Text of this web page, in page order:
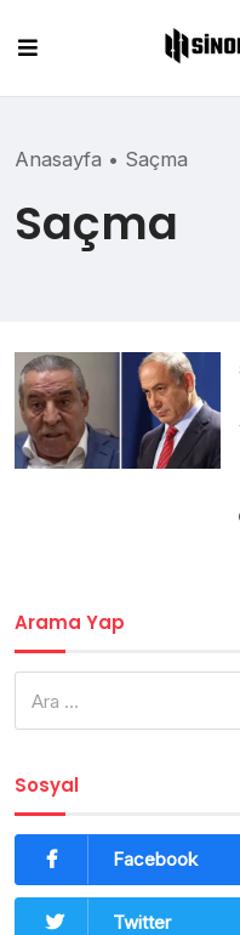
content
Anasayfa • Saçma
Saçma
Arama Yap
Sosyal
Facebook
Twitter